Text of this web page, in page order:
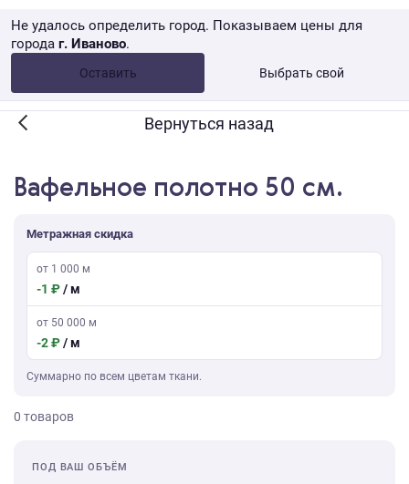
Не удалось определить город. Показываем цены для
города г. Иваново.
Оставить Выбрать свой
от 10 000 ₽ Розница → WB
Вернуться назад
Вафельное полотно 50 см.
Метражная скидка
от 1 000 м
-1 ₽/ м
от 50 000 м
-2 ₽/ м
Суммарно по всем цветам ткани.
0 товаров
ПОД ВАШ ОБЪЁМ